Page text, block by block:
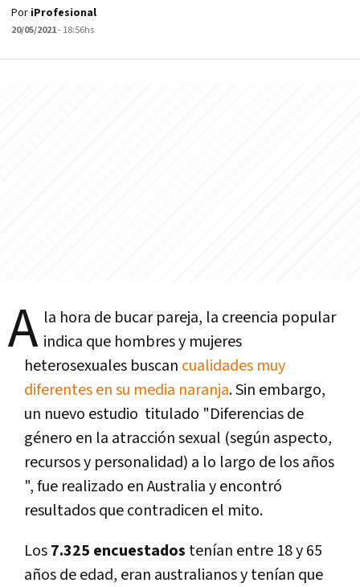
Por iProfesional
20/05/2021- 18:56hs
A la hora de bucar pareja, la creencia popular
indica que hombres y mujeres
heterosexuales buscan cualidades muy
diferentes en su media naranja. Sin embargo,
un nuevo estudio titulado "Diferencias de
género en la atracción sexual (según aspecto,
recursos y personalidad) a lo largo de los años
", fue realizado en Australia y encontró
resultados que contradicen el mito.
Los7.325 encuestados tenían entre 18 y 65
años de edad, eran australianos y tenían que